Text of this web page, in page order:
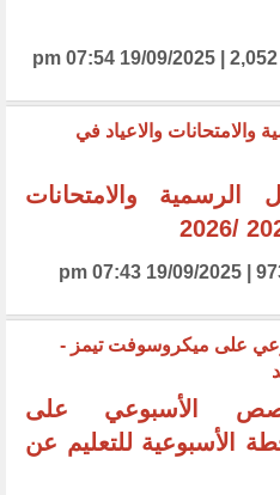
الرسمية والامتحانات
الأسبوعي على
الأسبوعية للتعليم عن